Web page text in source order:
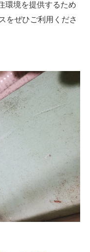
環境を提供するため
をぜひご利用くださ